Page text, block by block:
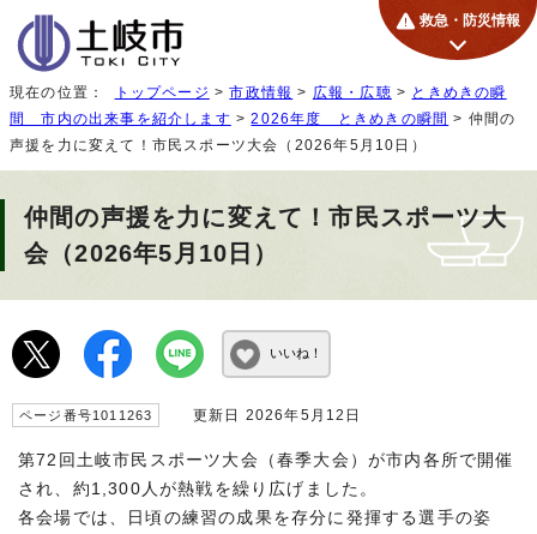
救急・防災情報
現在の位置： トップページ >市政情報 > 広報・広聴 > ときめきの瞬
間 市内の出来事を紹介します >2026年度 ときめきの瞬間 > 仲間の
声援を力に変えて！市民スポーツ大会（2026年5月10日）
仲間の声援を力に変えて！市民スポーツ大
会（2026年5月10日）
いいね！
ページ番号1011263 更新日 2026年5月12日
第72回土岐市民スポーツ大会（春季大会）が市内各所で開催
され、約1,300人が熱戦を繰り広げました。
各会場では、日頃の練習の成果を存分に発揮する選手の姿